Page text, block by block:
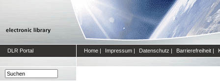
DLR Portal Home | Impressum | Datenschutz | Barrierefreiheit |